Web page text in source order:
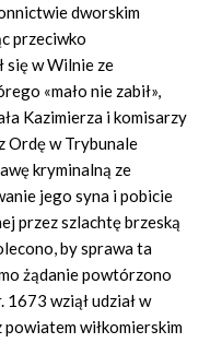
dworskim
przeciwko
się w Wilnie ze
«mało nie zabił»,
Kazimierza i komisarzy
Ordę w Trybunale
kryminalną ze
jego syna i pobicie
przez szlachtę brzeską
by sprawa ta
żądanie powtórzono
1673 wziął udział w
wiłkomierskim